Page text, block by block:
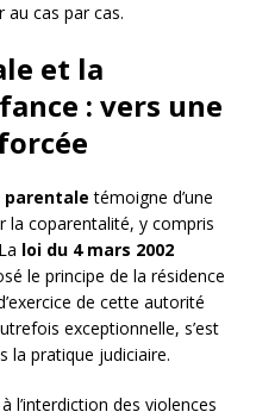
cas par cas.
et la
: vers une
témoigne d’une
coparentalité, y compris
loi du 4 mars 2002
le principe de la résidence
de cette autorité
exceptionnelle, s’est
la pratique judiciaire.
l’interdiction des violences